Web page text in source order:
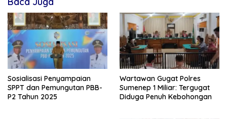
Sosialisasi Penyampaian
SPPT dan Pemungutan PBB-
P2 Tahun 2025
Wartawan Gugat Polres
Sumenep 1 Miliar: Tergugat
Diduga Penuh Kebohongan